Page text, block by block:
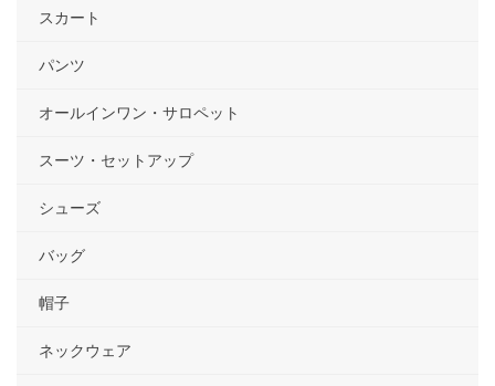
スカート
パンツ
オールインワン・サロペット
スーツ・セットアップ
シューズ
バッグ
帽子
ネックウェア